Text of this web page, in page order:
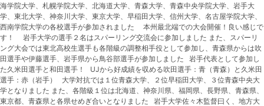
海学院大学、札幌学院大学、北海道大学、青森大学、青森中央学院大学、岩手大
学、東北大学、神奈川大学、東京大学、早稲田大学、信州大学、名古屋学院大学、
西南学院大学の各校選手が参加されました 本州最北端での大会開催！良い感じで
す！ 岩手大学の選手２名はスパーリング交流会に参加しました また、スパーリ
ング大会では東北高校生選手も各階級の調整相手役として参加し、青森県からは吹
田選手や伊藤選手、岩手県から鳥谷部選手が参加しました 岩手代表として参加し
た久米田選手と和田選手！ UJから好成績を収める吹田選手：青（青森）と久米田
選手：赤（岩手） 大学対抗では１位青森大学、２位早稲田大学、３位青森中央大
学となりました また、各階級１位は北海道、神奈川県、福岡県、長野県、青森県、
東京都、青森県と各県せめぎ合いとなりました 岩手大学佐々木監督曰く、地方大